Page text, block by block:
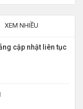
XEM NHIỀU
cập nhật liên tục